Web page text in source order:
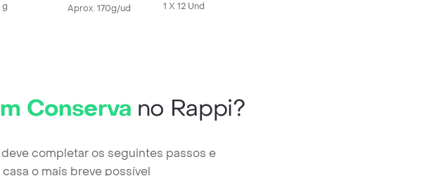
g
Aprox. 170g/ud
1 X 12 Und
Conserva no Rappi?
completar os seguintes passos e
o mais breve possível